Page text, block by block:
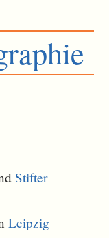
Stifter
Leipzig